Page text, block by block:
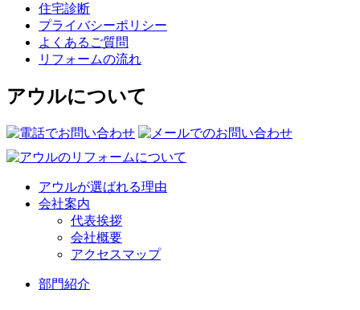
住宅診断
プライバシーポリシー
よくあるご質問
リフォームの流れ
アウルについて
アウルが選ばれる理由
会社案内
代表挨拶
会社概要
アクセスマップ
部門紹介